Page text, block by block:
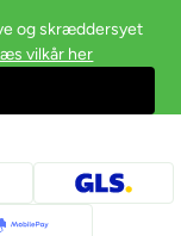
og skræddersyet
vilkår her